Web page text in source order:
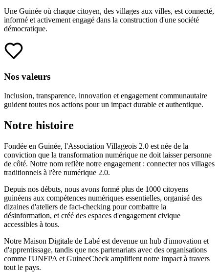
Une Guinée où chaque citoyen, des villages aux villes, est connecté,
informé et activement engagé dans la construction d'une société
démocratique.
Nos valeurs
Inclusion, transparence, innovation et engagement communautaire
guident toutes nos actions pour un impact durable et authentique.
Notre histoire
Fondée en Guinée, l'Association Villageois 2.0 est née de la
conviction que la transformation numérique ne doit laisser personne
de côté. Notre nom reflète notre engagement : connecter nos villages
traditionnels à l'ère numérique 2.0.
Depuis nos débuts, nous avons formé plus de 1000 citoyens
guinéens aux compétences numériques essentielles, organisé des
dizaines d'ateliers de fact-checking pour combattre la
désinformation, et créé des espaces d'engagement civique
accessibles à tous.
Notre Maison Digitale de Labé est devenue un hub d'innovation et
d'apprentissage, tandis que nos partenariats avec des organisations
comme l'UNFPA et GuineeCheck amplifient notre impact à travers
tout le pays.